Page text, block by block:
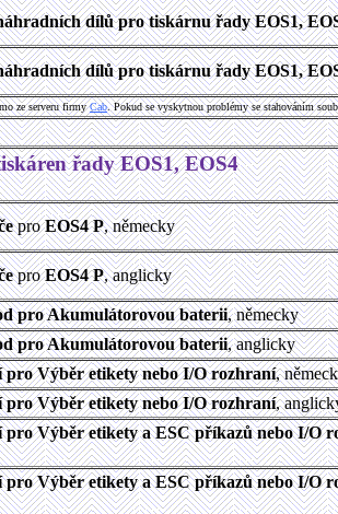
dílů pro tiskárnu řady EOS1,
dílů pro tiskárnu řady EOS1,
ze serveru firmyCab. Pokud se vyskytnou problémy se stahováním
řady EOS1, EOS4
proEOS4 P, německy
proEOS4 P, anglicky
pro Akumulátorovou baterii, německy
pro Akumulátorovou baterii, anglicky
Výběr etikety nebo I/O rozhraní,
Výběr etikety nebo I/O rozhraní,
Výběr etikety a ESC příkazů nebo I/O
Výběr etikety a ESC příkazů nebo I/O